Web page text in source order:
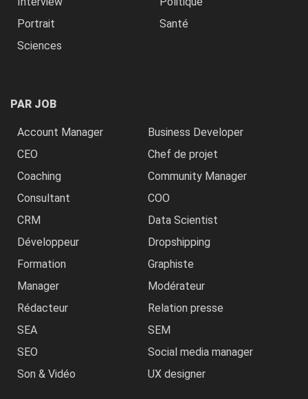
Portrait
Santé
Sciences
PAR JOB
Account Manager
Business Developer
CEO
Chef de projet
Coaching
Community Manager
Consultant
COO
CRM
Data Scientist
Développeur
Dropshipping
Formation
Graphiste
Manager
Modérateur
Rédacteur
Relation presse
SEA
SEM
SEO
Social media manager
Son & Vidéo
UX designer